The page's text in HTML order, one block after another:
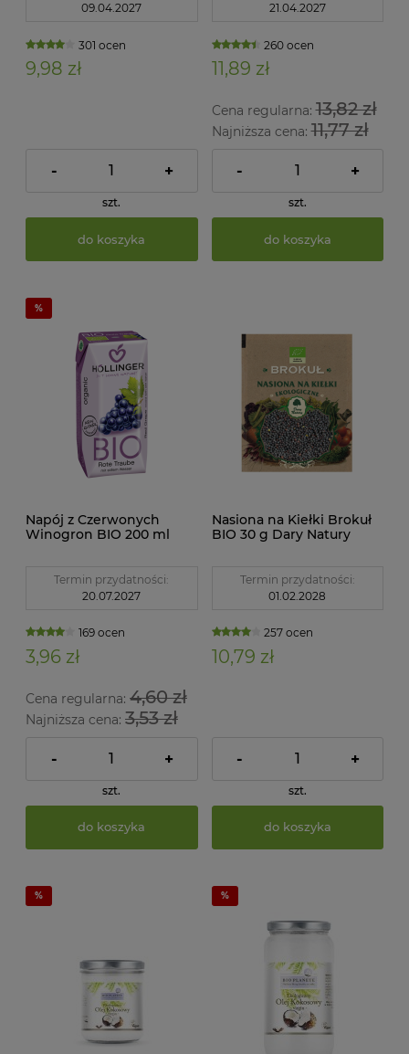
09.04.2027
301 ocen
9,98 zł
- +
szt.
do koszyka
21.04.2027
260 ocen
11,89 zł
Cena regularna:13,82 zł
Najniższa cena:11,77 zł
- +
szt.
do koszyka
Napój z Czerwonych
Winogron BIO 200 ml
Termin przydatności:
20.07.2027
169 ocen
3,96 zł
Cena regularna: 4,60 zł
Najniższa cena: 3,53 zł
- +
szt.
do koszyka
Nasiona na Kiełki Brokuł
BIO 30 g Dary Natury
Termin przydatności:
01.02.2028
257 ocen
10,79 zł
- +
szt.
do koszyka